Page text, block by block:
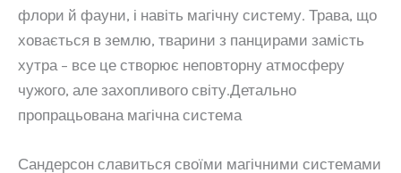
флори й фауни, і навіть магічну систему. Трава, що
ховається в землю, тварини з панцирами замість
хутра – все це створює неповторну атмосферу
чужого, але захопливого світу.Детально
пропрацьована магічна система
Сандерсон славиться своїми магічними системами